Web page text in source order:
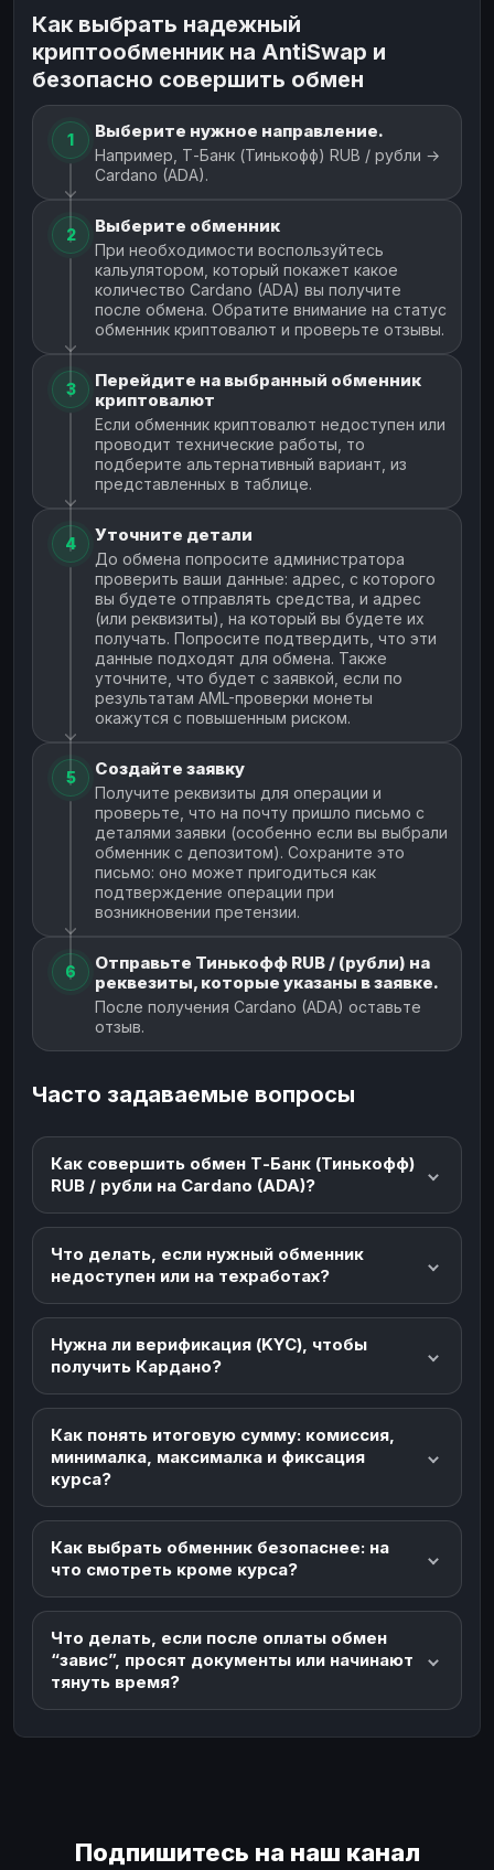
Как выбрать надежный
криптообменник на AntiSwap и
безопасно совершить обмен
1 Выберите нужное направление.
Например, Т-Банк (Тинькофф) RUB / рубли →
Cardano (ADA).
2 Выберите обменник
При необходимости воспользуйтесь
кальулятором, который покажет какое
количество Cardano (ADA) вы получите
после обмена. Обратите внимание на статус
обменник криптовалют и проверьте отзывы.
3
Перейдите на выбранный обменник
криптовалют
Если обменник криптовалют недоступен или
проводит технические работы, то
подберите альтернативный вариант, из
представленных в таблице.
4 Уточните детали
До обмена попросите администратора
проверить ваши данные: адрес, с которого
вы будете отправлять средства, и адрес
(или реквизиты), на который вы будете их
получать. Попросите подтвердить, что эти
данные подходят для обмена. Также
уточните, что будет с заявкой, если по
результатам AML-проверки монеты
окажутся с повышенным риском.
5 Создайте заявку
Получите реквизиты для операции и
проверьте, что на почту пришло письмо с
деталями заявки (особенно если вы выбрали
обменник с депозитом). Сохраните это
письмо: оно может пригодиться как
подтверждение операции при
возникновении претензии.
6
Отправьте Тинькофф RUB / (рубли) на
реквезиты, которые указаны в заявке.
После получения Cardano (ADA) оставьте
отзыв.
Часто задаваемые вопросы
Как совершить обмен Т-Банк (Тинькофф)
RUB / рубли на Cardano (ADA)?
Что делать, если нужный обменник
недоступен или на техработах?
Нужна ли верификация (KYC), чтобы
получить Кардано?
Как понять итоговую сумму: комиссия,
минималка, максималка и фиксация
курса?
Как выбрать обменник безопаснее: на
что смотреть кроме курса?
Что делать, если после оплаты обмен
“завис”, просят документы или начинают
тянуть время?
Подпишитесь на наш канал